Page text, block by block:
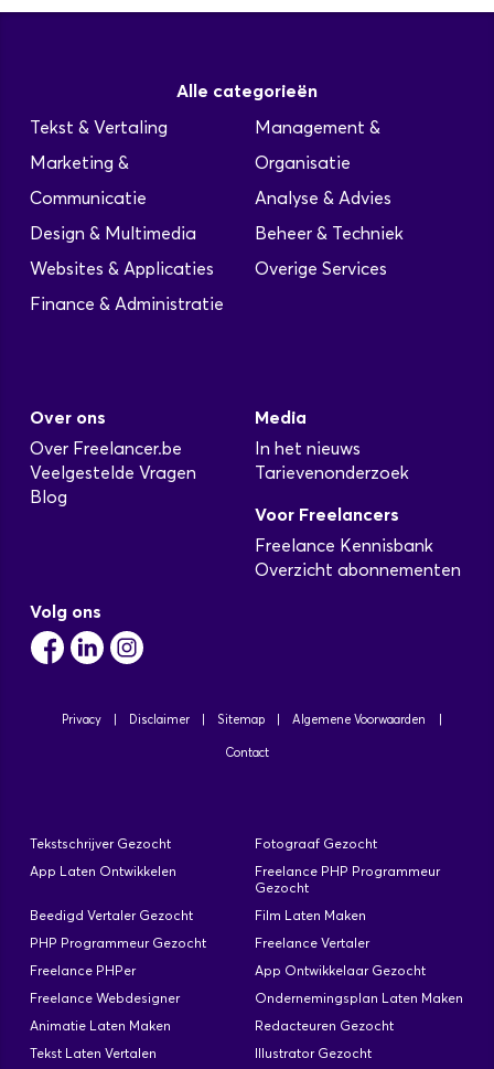
Alle categorieën
Tekst & Vertaling
Marketing &
Communicatie
Design & Multimedia
Websites & Applicaties
Finance & Administratie
Management &
Organisatie
Analyse & Advies
Beheer & Techniek
Overige Services
Over ons
Over Freelancer.be
Veelgestelde Vragen
Blog
Media
In het nieuws
Tarievenonderzoek
Voor Freelancers
Freelance Kennisbank
Overzicht abonnementen
Volg ons
Privacy Disclaimer Sitemap Algemene Voorwaarden
Contact
Tekstschrijver Gezocht
Fotograaf Gezocht
App Laten Ontwikkelen
Freelance PHP Programmeur
Gezocht
Beedigd Vertaler Gezocht
Film Laten Maken
PHP Programmeur Gezocht
Freelance Vertaler
Freelance PHPer
App Ontwikkelaar Gezocht
Freelance Webdesigner
Ondernemingsplan Laten Maken
Animatie Laten Maken
Redacteuren Gezocht
Tekst Laten Vertalen
Illustrator Gezocht